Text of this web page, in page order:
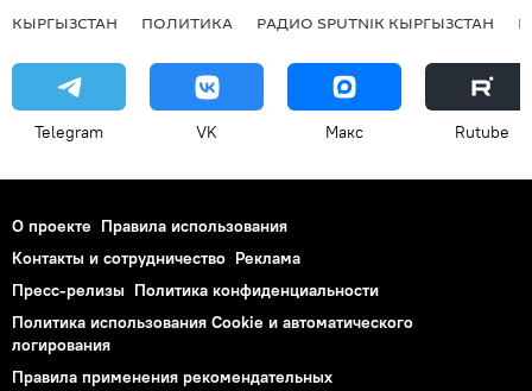
КЫРГЫЗСТАН ПОЛИТИКА РАДИО SPUTNIK КЫРГЫЗСТАН
Telegram VK Макс Rutube
О проекте Правила использования
Контакты и сотрудничество Реклама
Пресс-релизы Политика конфиденциальности
Политика использования Cookie и автоматического
логирования
Правила применения рекомендательных